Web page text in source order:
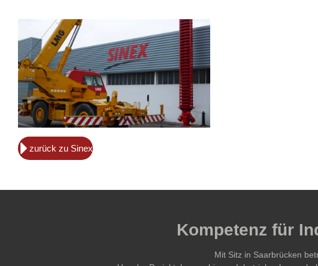
zurück zu Sinex
Kompetenz für
Mit Sitz in Saarbrücken